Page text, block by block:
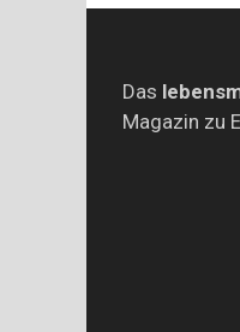
Das
Magazin zu